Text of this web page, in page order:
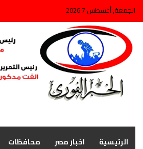
الجمعة, أغسطس 7 2026
الرئيسية اخبار مصر محافظات